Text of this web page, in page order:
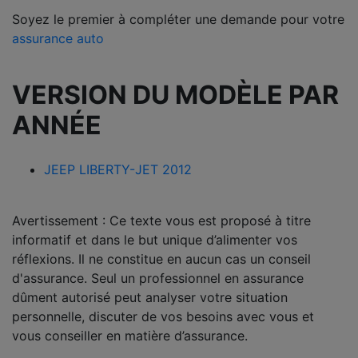
Soyez le premier à compléter une demande pour votre
assurance auto
VERSION DU MODÈLE PAR
ANNÉE
JEEP LIBERTY-JET 2012
Avertissement : Ce texte vous est proposé à titre
informatif et dans le but unique d’alimenter vos
réflexions. Il ne constitue en aucun cas un conseil
d'assurance. Seul un professionnel en assurance
dûment autorisé peut analyser votre situation
personnelle, discuter de vos besoins avec vous et
vous conseiller en matière d’assurance.